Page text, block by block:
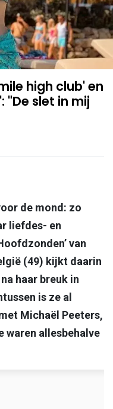
high club' en
"De slet in mij
de mond: zo
liefdes- en
van
(49) kijkt daarin
haar breuk in
is ze al
Michaël Peeters,
waren allesbehalve